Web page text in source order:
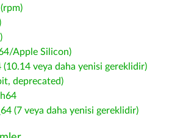
Apple Silicon)
(10.14 veya daha yenisi gereklidir)
deprecated)
(7 veya daha yenisi gereklidir)